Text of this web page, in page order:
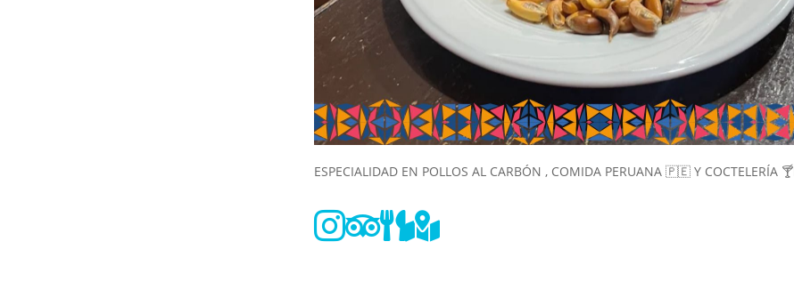
ESPECIALIDAD EN POLLOS AL CARBÓN , COMIDA PERUANA 🇵🇪 Y COCTELERÍA
